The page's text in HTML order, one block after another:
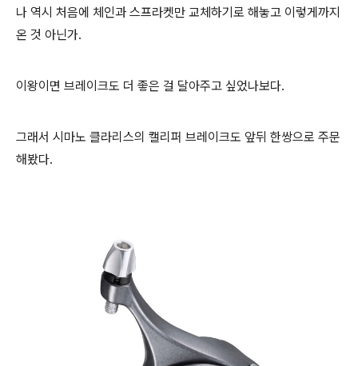
나 역시 처음에 체인과 스프라켓만 교체하기로 해놓고 이렇게까지
온 것 아닌가.
이왕이면 브레이크도 더 좋은 걸 달아주고 싶었나보다.
그래서 시마노 클라리스의 캘리퍼 브레이크도 앞뒤 한쌍으로 주문
해봤다.